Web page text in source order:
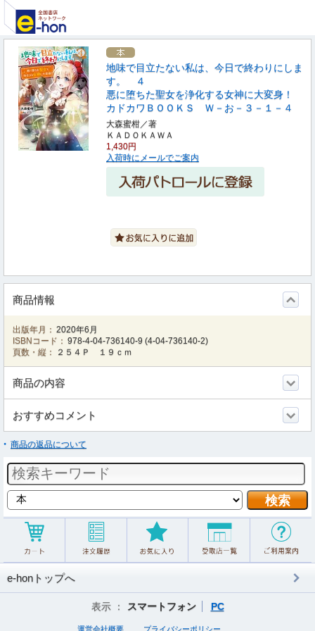
地味で目立たない私は、今日で終わりにしま
す。 ４
悪に堕ちた聖女を浄化する女神に大変身！
カドカワＢＯＯＫＳ Ｗ－お－３－１－４
大森蜜柑／著
ＫＡＤＯＫＡＷＡ
1,430円
入荷時にメールでご案内
商品情報
出版年月： 2020年6月
ISBNコード： 978-4-04-736140-9 (4-04-736140-2)
頁数・縦：
２５４Ｐ １９ｃｍ
商品の内容
おすすめコメント
商品の返品について
e-honトップへ
表示 ： スマートフォン PC
運営会社概要 プライバシーポリシー